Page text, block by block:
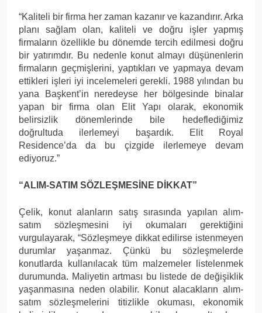
“Kaliteli bir firma her zaman kazanır ve kazandırır. Arka
planı sağlam olan, kaliteli ve doğru işler yapmış
firmaların özellikle bu dönemde tercih edilmesi doğru
bir yatırımdır. Bu nedenle konut almayı düşünenlerin
firmaların geçmişlerini, yaptıkları ve yapmaya devam
ettikleri işleri iyi incelemeleri gerekli. 1988 yılından bu
yana Başkent’in neredeyse her bölgesinde binalar
yapan bir firma olan Elit Yapı olarak, ekonomik
belirsizlik dönemlerinde bile hedeflediğimiz
doğrultuda ilerlemeyi başardık. Elit Royal
Residence’da da bu çizgide ilerlemeye devam
ediyoruz.”
“ALIM-SATIM SÖZLEŞMESİNE DİKKAT”
Çelik, konut alanların satış sırasında yapılan alım-
satım sözleşmesini iyi okumaları gerektiğini
vurgulayarak, “Sözleşmeye dikkat edilirse istenmeyen
durumlar yaşanmaz. Çünkü bu sözleşmelerde
konutlarda kullanılacak tüm malzemeler listelenmek
durumunda. Maliyetin artması bu listede de değişiklik
yaşanmasına neden olabilir. Konut alacakların alım-
satım sözleşmelerini titizlikle okuması, ekonomik